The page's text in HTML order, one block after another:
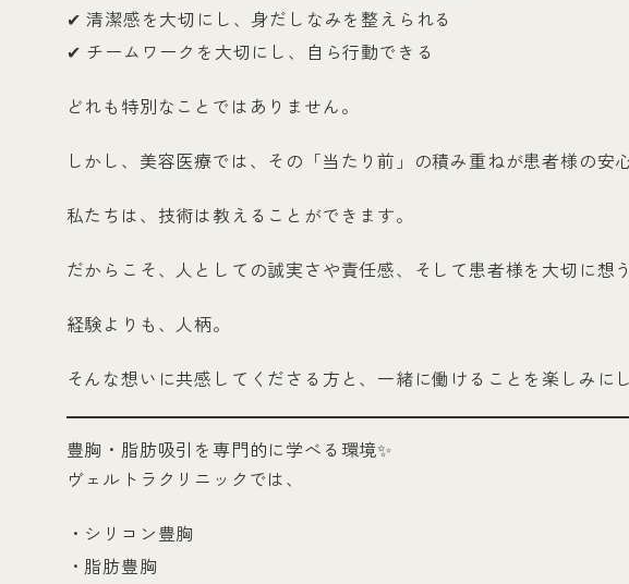
✔ 清潔感を大切にし、身だしなみを整えられる
✔ チームワークを大切にし、自ら行動できる
どれも特別なことではありません。
しかし、美容医療では、その「当たり前」の積み重ねが患者様の安
私たちは、技術は教えることができます。
だからこそ、人としての誠実さや責任感、そして患者様を大切に想
経験よりも、人柄。
そんな想いに共感してくださる方と、一緒に働けることを楽しみに
豊胸・脂肪吸引を専門的に学べる環境✨
ヴェルトラクリニックでは、
・シリコン豊胸
・脂肪豊胸